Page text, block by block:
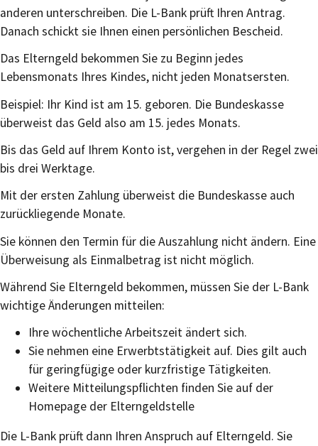
anderen unterschreiben. Die L-Bank prüft Ihren Antrag.
Danach schickt sie Ihnen einen persönlichen Bescheid.
Das Elterngeld bekommen Sie zu Beginn jedes
Lebensmonats Ihres Kindes, nicht jeden Monatsersten.
Beispiel: Ihr Kind ist am 15. geboren. Die Bundeskasse
überweist das Geld also am 15. jedes Monats.
Bis das Geld auf Ihrem Konto ist, vergehen in der Regel zwei
bis drei Werktage.
Mit der ersten Zahlung überweist die Bundeskasse auch
zurückliegende Monate.
Sie können den Termin für die Auszahlung nicht ändern. Eine
Überweisung als Einmalbetrag ist nicht möglich.
Während Sie Elterngeld bekommen, müssen Sie der L-Bank
wichtige Änderungen mitteilen:
Ihre wöchentliche Arbeitszeit ändert sich.
Sie nehmen eine Erwerbtstätigkeit auf. Dies gilt auch
für geringfügige oder kurzfristige Tätigkeiten.
Weitere Mitteilungspflichten finden Sie auf der
Homepage der Elterngeldstelle
Die L-Bank prüft dann Ihren Anspruch auf Elterngeld. Sie